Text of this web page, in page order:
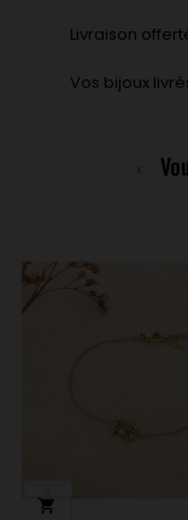
Livraison
Vos bijoux
